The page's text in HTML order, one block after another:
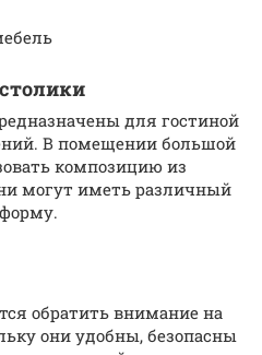
для гостиной
В помещении большой
композицию из
могут иметь различный
обратить внимание на
они удобны, безопасны